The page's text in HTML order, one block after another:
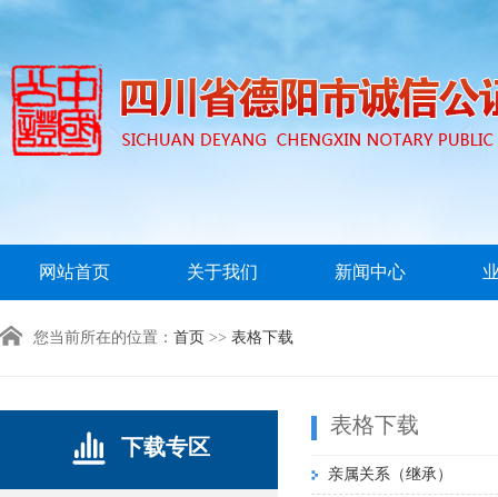
网站首页 关于我们 新闻中心
您当前所在的位置： 首页 >> 表格下载
下载专区
表格下载
亲属关系（继承）